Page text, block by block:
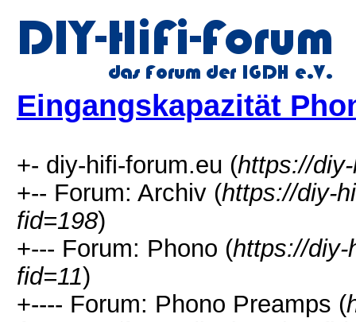
Eingangskapazität
+- diy-hifi-forum.eu (https://
+-- Forum: Archiv (https://diy-
fid=198)
+--- Forum: Phono (https://diy-
fid=11)
+---- Forum: Phono Preamps (